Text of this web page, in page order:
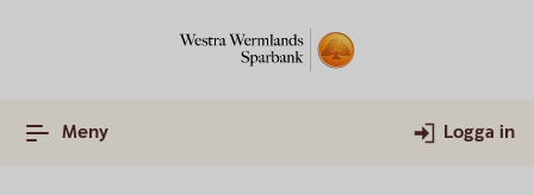
Meny Logga in